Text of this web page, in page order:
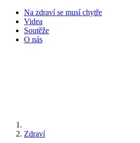
Na zdraví se musí chytře
Videa
Soutěže
O nás
Zdraví